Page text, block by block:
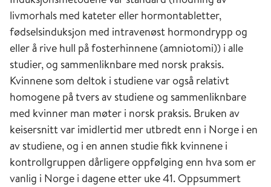
livmorhals med kateter eller hormontabletter,
fødselsinduksjon med intravenøst hormondrypp og
eller å rive hull på fosterhinnene (amniotomi)) i alle
studier, og sammenliknbare med norsk praksis.
Kvinnene som deltok i studiene var også relativt
homogene på tvers av studiene og sammenliknbare
med kvinner man møter i norsk praksis. Bruken av
keisersnitt var imidlertid mer utbredt enn i Norge i en
av studiene, og i en annen studie fikk kvinnene i
kontrollgruppen dårligere oppfølging enn hva som er
vanlig i Norge i dagene etter uke 41. Oppsummert